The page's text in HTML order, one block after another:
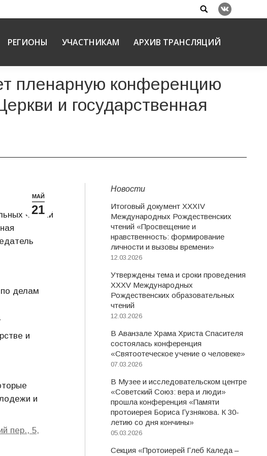
Search:
Вконтакте
РЕГИОНЫ УЧАСТНИКАМ АРХИВ ТРАНСЛЯЦИЙ
пленарную конференцию
и государственная
МАЙ
21
чтений
делам
и
и
пер., 5,
Новости
Итоговый документ XXХIV
Международных Рождественских
чтений «Просвещение и
нравственность: формирование
личности и вызовы времени»
12.03.2026
Утверждены тема и сроки проведения
XXXV Международных
Рождественских образовательных
чтений
12.03.2026
В Аванзале Храма Христа Спасителя
состоялась конференция
«Святоотеческое учение о человеке»
07.03.2026
В Музее и исследовательском центре
«Советский Союз: вера и люди»
прошла конференция «Памяти
протоиерея Бориса Гузнякова. К 30-
летию со дня кончины»
05.03.2026
Секция «Протоиерей Глеб Каледа –